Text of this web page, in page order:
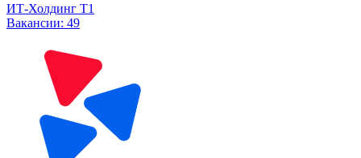
ИТ-Холдинг Т1
Вакансии: 49